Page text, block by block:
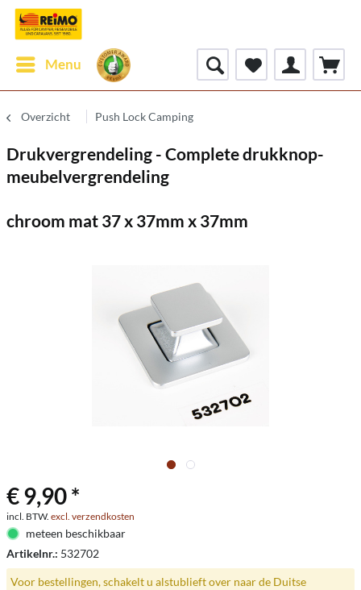
Menu
Overzicht Push Lock Camping
Drukvergrendeling - Complete drukknop-
meubelvergrendeling
chroom mat 37 x 37mm x 37mm
€ 9,90 *
incl. BTW. excl. verzendkosten
meteen beschikbaar
Artikelnr.: 532702
Voor bestellingen, schakelt u alstublieft over naar de Duitse